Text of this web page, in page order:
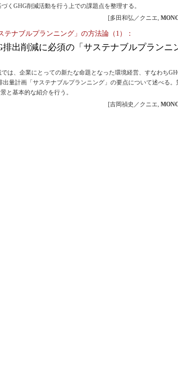
製造業ビッグデータ
メイドインジャパン
植物工場
知財マネジメント
グローバル設計・開発
づくGHG削減活動を行う上での課題点を整理する。
[多田和弘／クニエ,
テナブルプランニング」の方法論（1）：
排出削減に必須の「サステナブルプランニ
では、企業にとっての新たな命題となった環境経営、すなわち
出量計画「サステナブルプランニング」の要点について述べる。
と基本的な紹介を行う。
[吉岡禎史／クニエ,